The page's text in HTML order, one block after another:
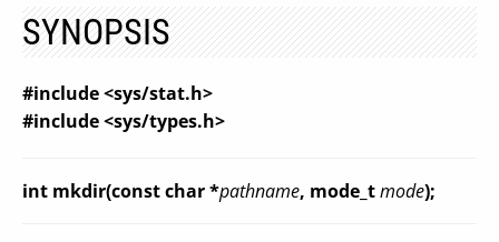
SYNOPSIS
#include <sys/stat.h>
#include <sys/types.h>
int mkdir(const char *pathname, mode_tmode);